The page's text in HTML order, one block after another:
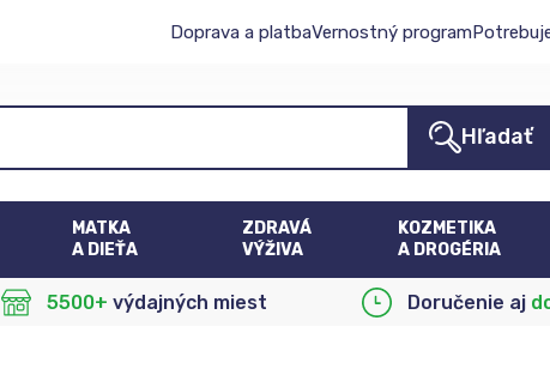
Doprava a platbaVernostný program
Hľadať
MATKA
A DIEŤA
ZDRAVÁ
VÝŽIVA
KOZMETIKA
A DROGÉRIA
5500+ výdajných miest Doručenie aj